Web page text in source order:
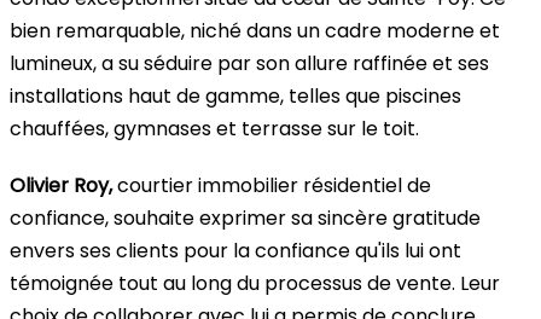
bien remarquable, niché dans un cadre moderne et
lumineux, a su séduire par son allure raffinée et ses
installations haut de gamme, telles que piscines
chauffées, gymnases et terrasse sur le toit.
Olivier Roy,courtier immobilier résidentiel de
confiance, souhaite exprimer sa sincère gratitude
envers ses clients pour la confiance qu'ils lui ont
témoignée tout au long du processus de vente. Leur